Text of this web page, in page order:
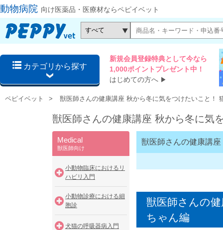
動物病院 向け医薬品・医療材ならペピイベット
カテゴリから探す
新規会員登録特典として今なら
1,000ポイントプレゼント中！
はじめての方へ ▶
ペピイベット 獣医師さんの健康講座 秋から冬に気をつけたいこと！
獣医師さんの健康講座 秋から冬に気
Medical
獣医師向け
小動物臨床におけるリ
ハビリ入門
小動物診療における細
胞診
犬猫の呼吸器病入門
獣医師さんの健康講
獣医師さんの
ちゃん編